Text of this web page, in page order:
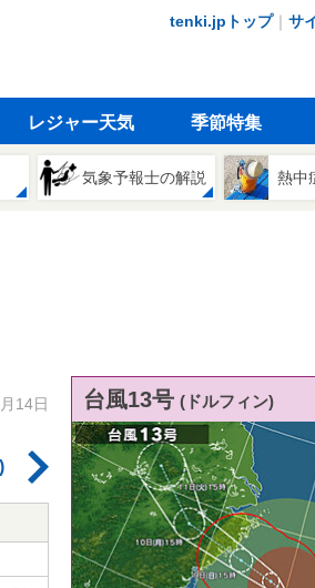
tenki.jpトップ｜ サ
レジャー天気 季節特集
気象予報士の解説 熱中
14日 台風13号 (ドルフィン)